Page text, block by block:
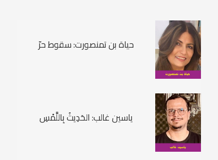
حياة بن تمنصورت: سقوط حرّ
ياسين غالب: الحَدِيثُ بِاللَّمْسِ